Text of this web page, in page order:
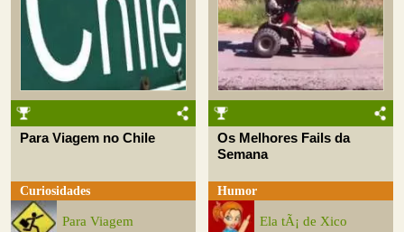
Para Viagem no Chile
Curiosidades
Para Viagem
Os Melhores Fails da
Semana
Humor
Ela tÃ¡ de Xico